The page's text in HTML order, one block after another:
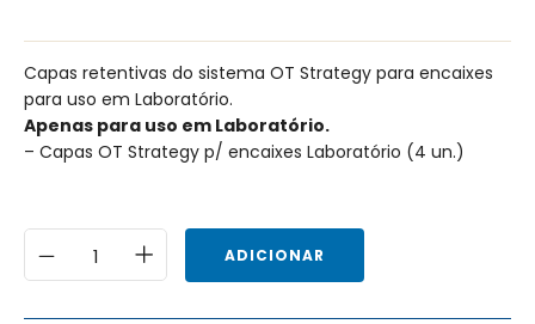
Capas retentivas do sistema OT Strategy para encaixes
para uso em Laboratório.
Apenas para uso em Laboratório.
– Capas OT Strategy p/ encaixes Laboratório (4 un.)
ADICIONAR